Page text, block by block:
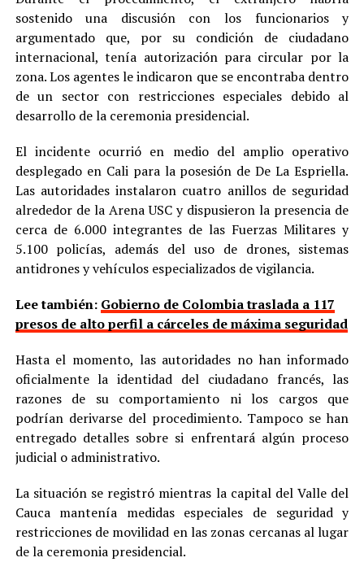
sostenido una discusión con los funcionarios y
argumentado que, por su condición de ciudadano
internacional, tenía autorización para circular por la
zona. Los agentes le indicaron que se encontraba dentro
de un sector con restricciones especiales debido al
desarrollo de la ceremonia presidencial.
El incidente ocurrió en medio del amplio operativo
desplegado en Cali para la posesión de De La Espriella.
Las autoridades instalaron cuatro anillos de seguridad
alrededor de la Arena USC y dispusieron la presencia de
cerca de 6.000 integrantes de las Fuerzas Militares y
5.100 policías, además del uso de drones, sistemas
antidrones y vehículos especializados de vigilancia.
Lee también: Gobierno de Colombia traslada a 117
presos de alto perfil a cárceles de máxima seguridad
Hasta el momento, las autoridades no han informado
oficialmente la identidad del ciudadano francés, las
razones de su comportamiento ni los cargos que
podrían derivarse del procedimiento. Tampoco se han
entregado detalles sobre si enfrentará algún proceso
judicial o administrativo.
La situación se registró mientras la capital del Valle del
Cauca mantenía medidas especiales de seguridad y
restricciones de movilidad en las zonas cercanas al lugar
de la ceremonia presidencial.